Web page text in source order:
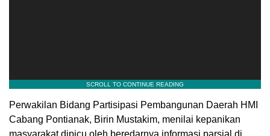
Perwakilan Bidang Partisipasi Pembangunan Daerah HMI
Cabang Pontianak, Birin Mustakim, menilai kepanikan
masyarakat dipicu oleh beredarnya informasi parsial di